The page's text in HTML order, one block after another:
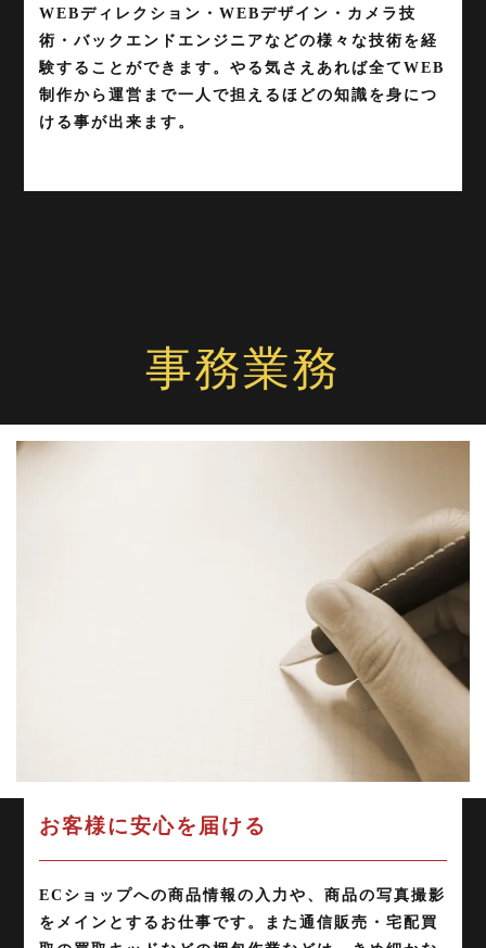
WEBディレクション・WEBデザイン・カメラ技
術・バックエンドエンジニアなどの様々な技術を経
験することができます。やる気さえあれば全てWEB
制作から運営まで一人で担えるほどの知識を身につ
ける事が出来ます。
事務業務
お客様に安心を届ける
ECショップへの商品情報の入力や、商品の写真撮影
をメインとするお仕事です。また通信販売・宅配買